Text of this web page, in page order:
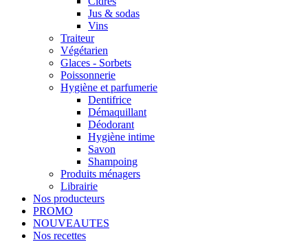
Jus & sodas
Vins
Traiteur
Végétarien
Glaces - Sorbets
Poissonnerie
Hygiène et parfumerie
Dentifrice
Démaquillant
Déodorant
Hygiène intime
Savon
Shampoing
Produits ménagers
Librairie
Nos producteurs
PROMO
NOUVEAUTES
Nos recettes